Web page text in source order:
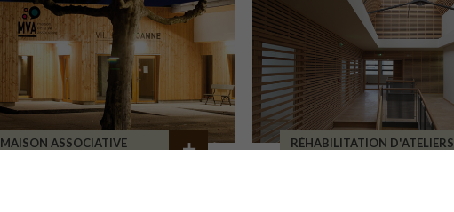
MAISON ASSOCIATIVE
RÉHABILITATION D'ATELIERS